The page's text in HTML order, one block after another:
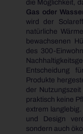
die Möglichkeit,
Gas oder
wird der
natürliche
bewachsenen
des 300-
Entscheidung
Produkte
der Nutzungszeit
praktisch keine
extrem
und Design
sondern auch